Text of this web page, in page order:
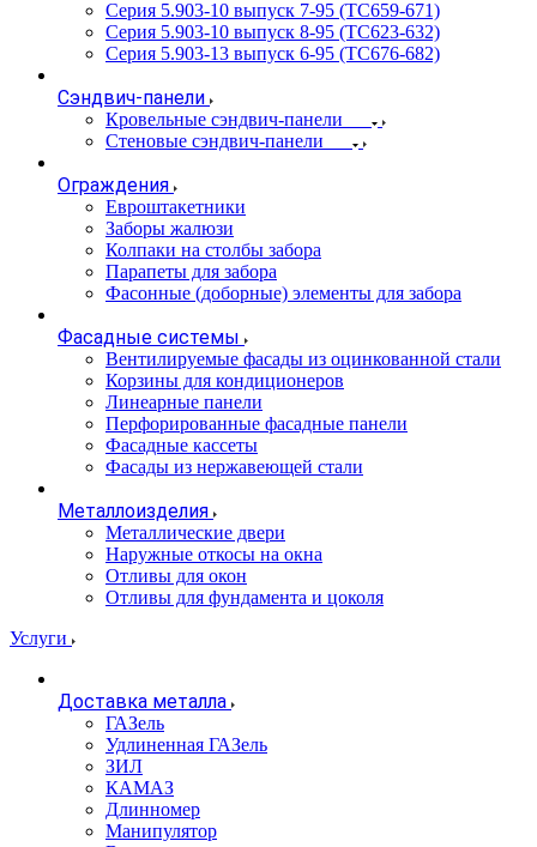
Серия 5.903-10 выпуск 7-95 (ТС659-671)
Серия 5.903-10 выпуск 8-95 (ТС623-632)
Серия 5.903-13 выпуск 6-95 (ТС676-682)
Сэндвич-панели
Кровельные сэндвич-панели
Стеновые сэндвич-панели
Ограждения
Евроштакетники
Заборы жалюзи
Колпаки на столбы забора
Парапеты для забора
Фасонные (доборные) элементы для забора
Фасадные системы
Вентилируемые фасады из оцинкованной стали
Корзины для кондиционеров
Линеарные панели
Перфорированные фасадные панели
Фасадные кассеты
Фасады из нержавеющей стали
Металлоизделия
Металлические двери
Наружные откосы на окна
Отливы для окон
Отливы для фундамента и цоколя
Услуги
Доставка металла
ГАЗель
Удлиненная ГАЗель
ЗИЛ
КАМАЗ
Длинномер
Манипулятор